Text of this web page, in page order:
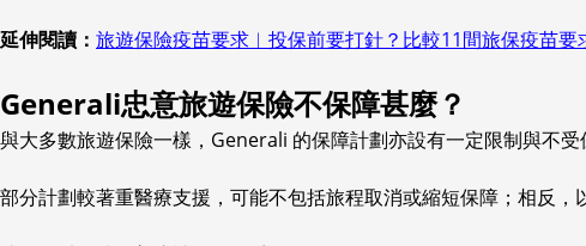
延伸閱讀： 旅遊保險疫苗要求︱投保前要打針？比較11間旅保疫苗要
Generali忠意旅遊保險不保障甚麼？
與大多數旅遊保險一樣，Generali 的保障計劃亦設有一定限制與不受
部分計劃較著重醫療支援，可能不包括旅程取消或縮短保障；相反